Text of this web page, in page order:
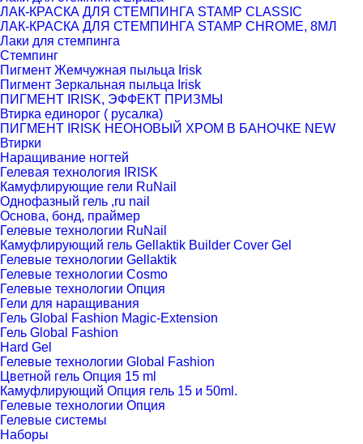
ЛАК-КРАСКА ДЛЯ СТЕМПИНГА STAMP CLASSIC
ЛАК-КРАСКА ДЛЯ СТЕМПИНГА STAMP CHROME, 8МЛ
Лаки для стемпинга
Стемпинг
Пигмент Жемчужная пыльца Irisk
Пигмент Зеркальная пыльца Irisk
ПИГМЕНТ IRISK, ЭФФЕКТ ПРИЗМЫ
Втирка единорог ( русалка)
ПИГМЕНТ IRISK НЕОНОВЫЙ ХРОМ В БАНОЧКЕ NEW
Втирки
Наращивание ногтей
Гелевая технология IRISK
Камуфлирующие гели RuNail
Однофазный гель ,ru nail
Основа, бонд, праймер
Гелевые технологии RuNail
Камуфлирующий гель Gellaktik Builder Cover Gel
Гелевые технологии Gellaktik
Гелевые технологии Cosmo
Гелевые технологии Опция
Гели для наращивания
Гель Global Fashion Magic-Extension
Гель Global Fashion
Hard Gel
Гелевые технологии Global Fashion
Цветной гель Опция 15 ml
Камуфлирующий Опция гель 15 и 50ml.
Гелевые технологии Опция
Гелевые системы
Наборы